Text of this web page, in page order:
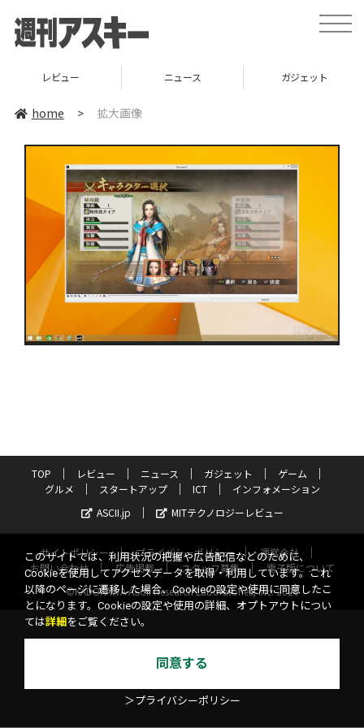
toggle
レビュー ニュース ガジェット
home > 拡大画像
TOP レビュー ニュース ガジェット
ゲーム
グルメ
スタートアップ ICT
インフォメーション
ASCII.jp
MITテクノロジーレビュー
サイトポリシー プライバシーポリシー
運営会社
お問い合わせ
広告掲載 スタッフ募集
電子版について
©KADOKAWA ASCII Research Laboratories, Inc. 2026
このサイトでは、利用状況の把握や広告配信などのために、
Cookieを使用してアクセスデータを取得・利用しています。これ
以降のページに遷移した場合、Cookieの設定や使用に同意したこ
とになります。Cookieの設定や使用の詳細、オプトアウトについ
ては詳細 をご覧ください。
同意する
＞プライバシーポリシー